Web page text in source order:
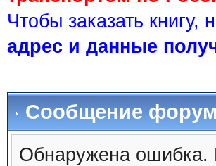
Чтобы заказать
адрес и данные
Сообщение
Обнаружена ошибка.